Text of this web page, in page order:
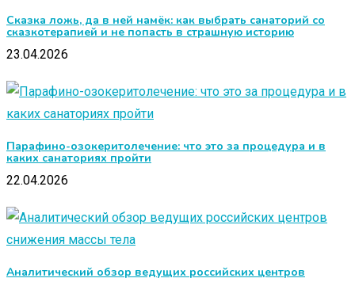
Сказка ложь, да в ней намёк: как выбрать санаторий со
сказкотерапией и не попасть в страшную историю
23.04.2026
Парафино-озокеритолечение: что это за процедура и в
каких санаториях пройти
22.04.2026
Аналитический обзор ведущих российских центров